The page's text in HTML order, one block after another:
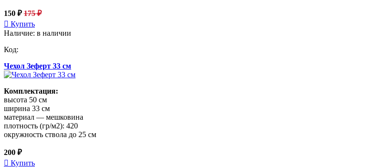
150 ₽ 175 ₽
Купить
Наличие: в наличии
Код:
Чехол Зеферт 33 см
Комплектация:
высота 50 см
ширина 33 см
материал — мешковина
плотность (гр/м2): 420
окружность ствола до 25 см
200 ₽
Купить